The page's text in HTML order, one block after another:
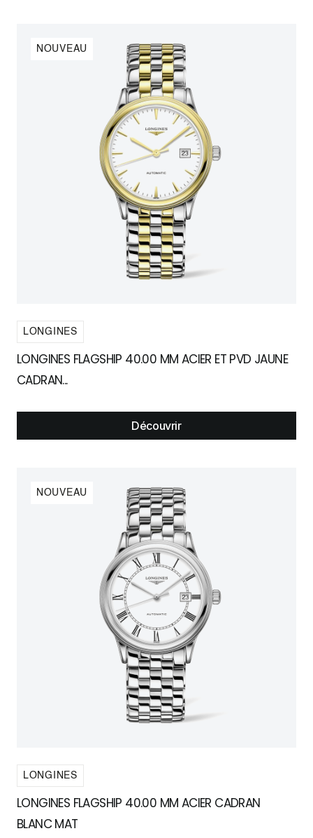
LONGINES
LONGINES FLAGSHIP 40.00 MM ACIER ET PVD JAUNE
CADRAN...
Découvrir
NOUVEAU
LONGINES
LONGINES FLAGSHIP 40.00 MM ACIER CADRAN
BLANC MAT
NOUVEAU